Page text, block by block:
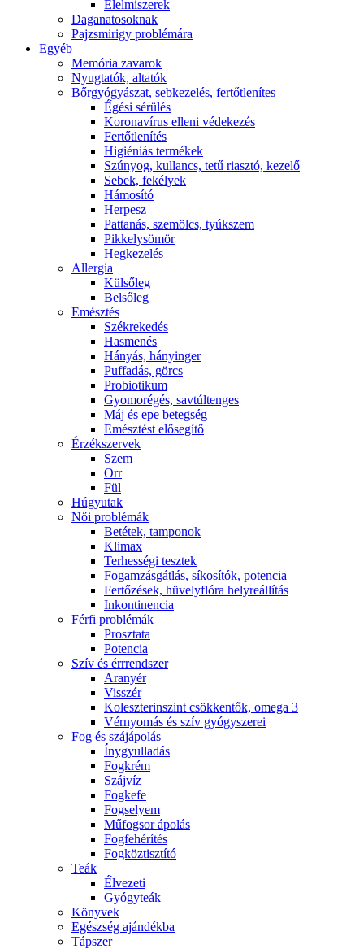
É́lelmiszerek
Daganatosoknak
Pajzsmirigy problémára
Egyéb
Memória zavarok
Nyugtatók, altatók
Bőrgyógyászat, sebkezelés, fertőtlenítes
É́gési sérülés
Koronavírus elleni védekezés
Fertőtlenítés
Higiéniás termékek
Szúnyog, kullancs, tetű riasztó, kezelő
Sebek, fekélyek
Hámosító
Herpesz
Pattanás, szemölcs, tyúkszem
Pikkelysömör
Hegkezelés
Allergia
Külsőleg
Belsőleg
Emésztés
Székrekedés
Hasmenés
Hányás, hányinger
Puffadás, görcs
Probiotikum
Gyomorégés, savtúltenges
Máj és epe betegség
Emésztést elősegítő
Érzékszervek
Szem
Orr
Fül
Húgyutak
Női problémák
Betétek, tamponok
Klimax
Terhességi tesztek
Fogamzásgátlás, síkosítók, potencia
Fertőzések, hüvelyflóra helyreállítás
Inkontinencia
Férfi problémák
Prosztata
Potencia
Szív és érrrendszer
Aranyér
Visszér
Koleszterinszint csökkentők, omega 3
Vérnyomás és szív gyógyszerei
Fog és szájápolás
Í́nygyulladás
Fogkrém
Szájvíz
Fogkefe
Fogselyem
Műfogsor ápolás
Fogfehérítés
Fogköztisztító
Teák
É́lvezeti
Gyógyteák
Könyvek
Egészség ajándékba
Tápszer